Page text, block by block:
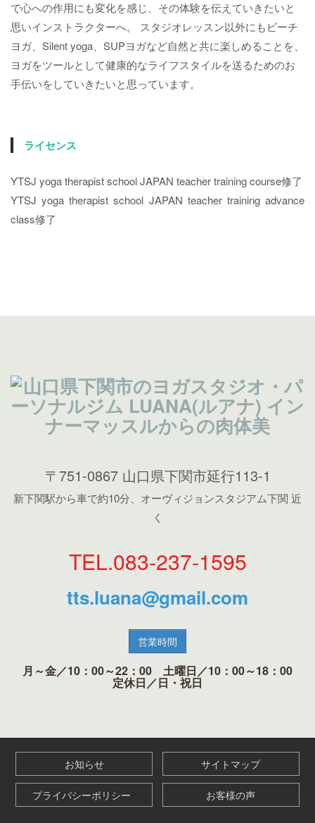
で心への作用にも変化を感じ、その体験を伝えていきたいと
思いインストラクターへ。 スタジオレッスン以外にもビーチ
ヨガ、Silent yoga、SUPヨガなど自然と共に楽しめることを、
ヨガをツールとして健康的なライフスタイルを送るためのお
手伝いをしていきたいと思っています。
ライセンス
YTSJ yoga therapist school JAPAN teacher training course修了
YTSJ yoga therapist school JAPAN teacher training advance
class修了
〒751-0867 山口県下関市延行113-1
新下関駅から車で約10分、オーヴィジョンスタジアム下関 近
く
TEL.083-237-1595
tts.luana@gmail.com
営業時間
月～金／10：00～22：00 土曜日／10：00～18：00
定休日／日・祝日
お知らせ サイトマップ
プライバシーポリシー お客様の声